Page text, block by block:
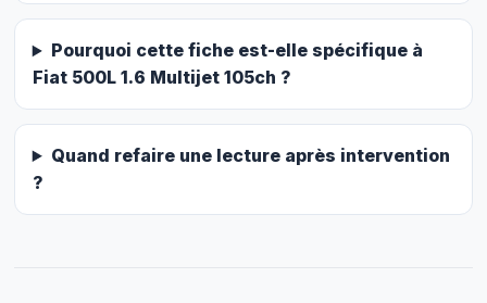
Pourquoi cette fiche est-elle spécifique à
Fiat 500L 1.6 Multijet 105ch ?
Quand refaire une lecture après intervention
?